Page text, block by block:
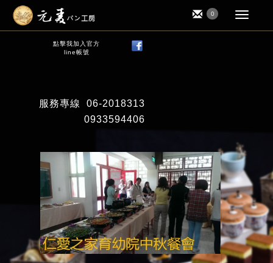
0
點擊我加入官方
line帳號
服務專線
06-2018313
0933594406